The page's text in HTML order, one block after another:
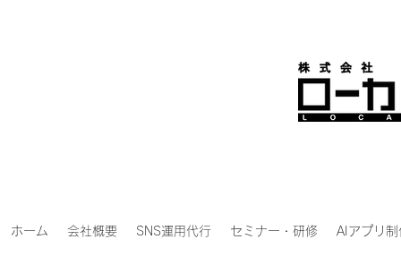
ホーム 会社概要 SNS運用代行 セミナー・研修 AIアプリ制